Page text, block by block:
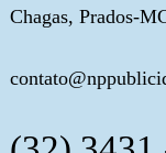
Chagas, Prados-